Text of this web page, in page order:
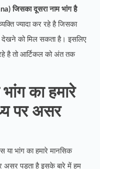
जिसका दूसरा नाम भांग है
ज्यादा कर रहे है जिसका
देखने को मिल सकता है। इसलिए
है तो आर्टिकल को अंत तक
का हमारे
पर असर
भांग का हमारे मानसिक
असर पड़ता है इसके बारे में हम